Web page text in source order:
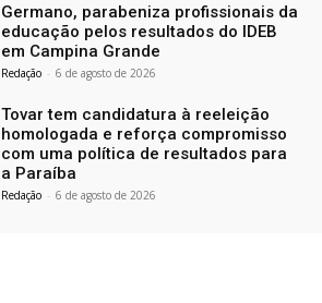
Germano, parabeniza profissionais da
educação pelos resultados do IDEB
em Campina Grande
Redação - 6 de agosto de 2026
Tovar tem candidatura à reeleição
homologada e reforça compromisso
com uma política de resultados para
a Paraíba
Redação - 6 de agosto de 2026